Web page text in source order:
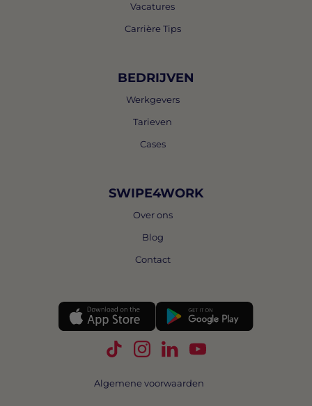
Vacatures
Carrière Tips
BEDRIJVEN
Werkgevers
Tarieven
Cases
SWIPE4WORK
Over ons
Blog
Contact
Volg Swipe4Work op TikTok
Volg Swipe4Work op
Volg Swipe4Work op
Volg Swipe4Work
Algemene voorwaarden